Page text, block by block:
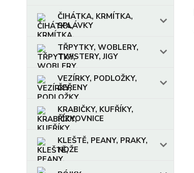
ČIHÁTKA, KRMÍTKA,
SPLÁVKY
TŘPYTKY, WOBLERY,
TWISTERY, JIGY
VEZÍRKY, PODLOŽKY,
ČEŘENY
KRABIČKY, KUFŘÍKY,
ŘÍZKOVNICE
KLEŠTĚ, PEANY, PRAKY,
NOŽE